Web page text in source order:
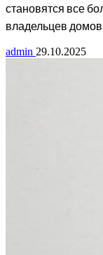
становятся все
владельцев
admin 29.10.2025